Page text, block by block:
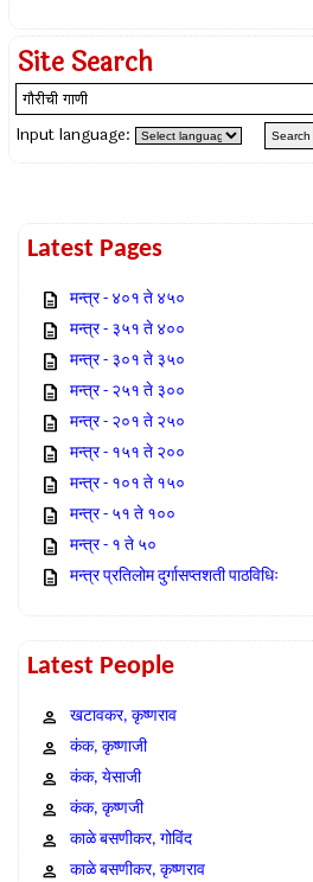
Site Search
Input language:
Latest Pages
मन्त्र - ४०१ ते ४५०
मन्त्र - ३५१ ते ४००
मन्त्र - ३०१ ते ३५०
मन्त्र - २५१ ते ३००
मन्त्र - २०१ ते २५०
मन्त्र - १५१ ते २००
मन्त्र - १०१ ते १५०
मन्त्र - ५१ ते १००
मन्त्र - १ ते ५०
मन्त्र प्रतिलोम दुर्गासप्तशती पाठविधिः
Latest People
खटावकर, कृष्णराव
कंक, कृष्णाजी
कंक, येसाजी
कंक, कृष्णजी
काळे बसणीकर, गोविंद
काळे बसणीकर, कृष्णराव